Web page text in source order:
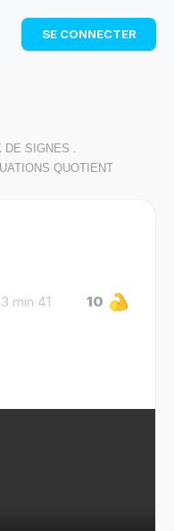
: révise les maths cet
et progresse avec des
SE CONNECTER
SIGNES .
QUOTIENT
3 min 41 10